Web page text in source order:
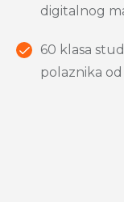
digitalnog
60 klasa
polaznika